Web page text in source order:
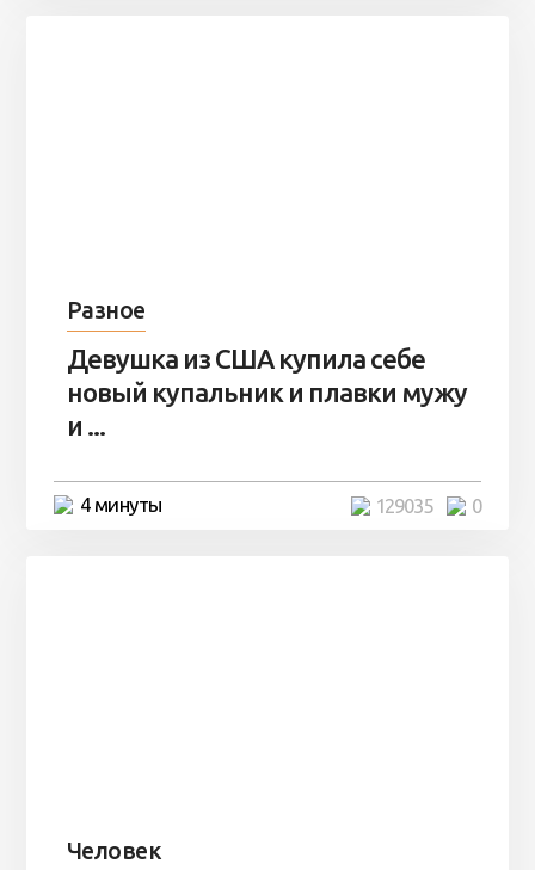
Разное
Девушка из США купила себе
новый купальник и плавки мужу
и ...
4 минуты 0
129035
Человек